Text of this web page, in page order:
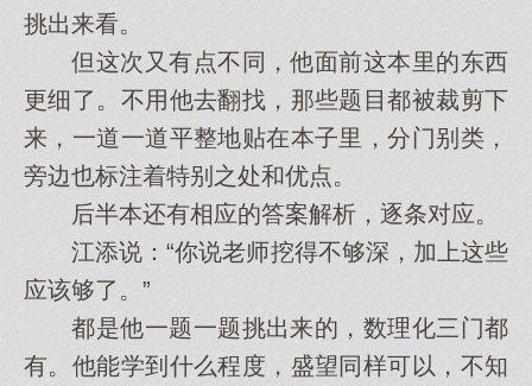
挑出来看。
但这次又有点不同，他面前这本里的东西
更细了。不用他去翻找，那些题目都被裁剪下
来，一道一道平整地贴在本子里，分门别类，
旁边也标注着特别之处和优点。
后半本还有相应的答案解析，逐条对应。
江添说：“你说老师挖得不够深，加上这些
应该够了。”
都是他一题一题挑出来的，数理化三门都
有。他能学到什么程度，盛望同样可以，不知